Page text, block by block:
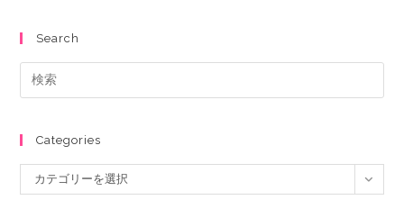
Search
Categories
カテゴリーを選択